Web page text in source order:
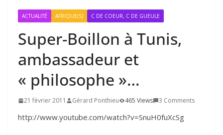
ACTUALITÉ AFRIQUE(S) C DE COEUR, C DE GUEULE
Super-Boillon à Tunis,
ambassadeur et
« philosophe »…
21 février 2011 Gérard Ponthieu 465 Views 3 Comments
http://www.youtube.com/watch?v=SnuH0fuXcSg